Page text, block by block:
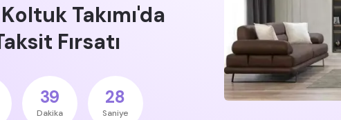
Takımı'da
Fırsatı
39
Dakika
27
Saniye